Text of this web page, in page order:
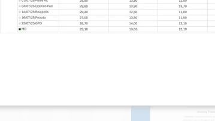
Τεχνολογίες CMS και